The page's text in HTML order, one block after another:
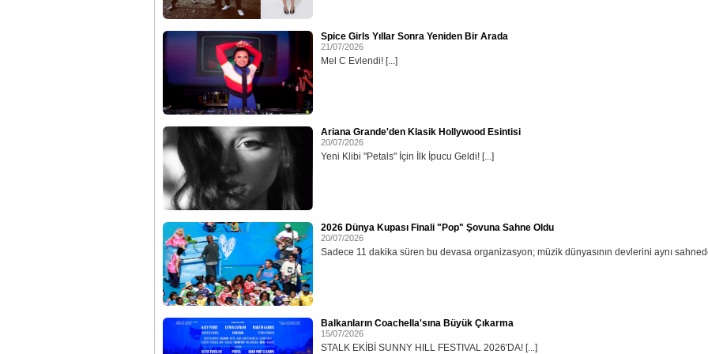
Spice Girls Yıllar Sonra Yeniden Bir Arada
21/07/2026
Mel C Evlendi! [...]
Ariana Grande'den Klasik Hollywood Esintisi
20/07/2026
Yeni Klibi "Petals" İçin İlk İpucu Geldi! [...]
2026 Dünya Kupası Finali "Pop" Şovuna Sahne Oldu
20/07/2026
Sadece 11 dakika süren bu devasa organizasyon; müzik dünyasının devlerini aynı
Balkanların Coachella'sına Büyük Çıkarma
15/07/2026
STALK EKİBİ SUNNY HILL FESTIVAL 2026'DA! [...]